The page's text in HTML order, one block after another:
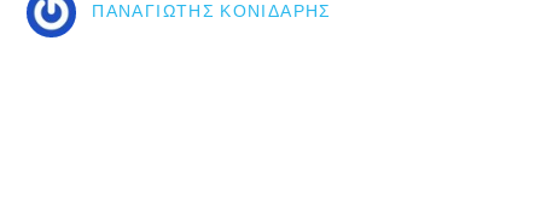
ΠΑΝΑΓΙΏΤΗΣ ΚΟΝΙΔΆΡΗΣ